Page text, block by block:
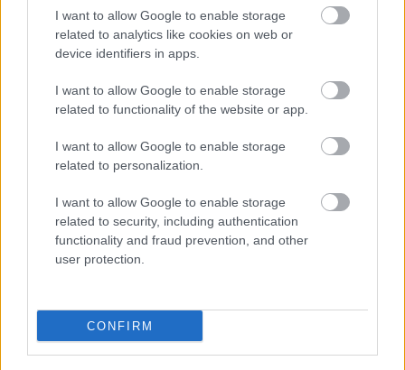
I want to allow Google to enable storage
related to analytics like cookies on web or
device identifiers in apps.
I want to allow Google to enable storage
related to functionality of the website or app.
I want to allow Google to enable storage
related to personalization.
I want to allow Google to enable storage
related to security, including authentication
functionality and fraud prevention, and other
user protection.
CONFIRM
működési szabályzat módosításai, a tanácsnoki rendszer
bevezetése, és hogy mit gondol a búcsúzó városvezető az
ellenzéki polgármesterrel való közös munkáról.
Szolnok ellenzéki,fejér andor ,fidesz,polgármester
sajtótájékoztató, Szalay Ferenc,Szolnok
Ipari terület vagy lakóövezet? A Gyökér utcában
élők döntést sürgetnek
2024.10.08. Fazekas Adrián
közösség, dübörgő
torkolló lakossági